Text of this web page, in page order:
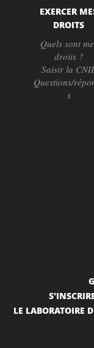
EXERCER
DROITS
Quels sont
droits ?
Saisir la
Questions/
s
LE LABORATOIRE